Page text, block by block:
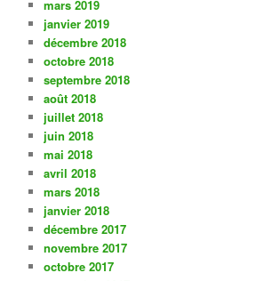
mars 2019
janvier 2019
décembre 2018
octobre 2018
septembre 2018
août 2018
juillet 2018
juin 2018
mai 2018
avril 2018
mars 2018
janvier 2018
décembre 2017
novembre 2017
octobre 2017